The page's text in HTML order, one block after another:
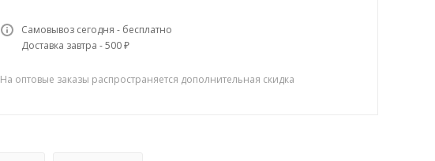
Самовывоз сегодня - бесплатно
Доставка завтра - 500 ₽
На оптовые заказы распространяется дополнительная скидка